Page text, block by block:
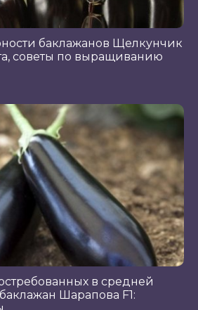
баклажанов Щелкунчик
советы по выращиванию
в средней
Шарапова F1: